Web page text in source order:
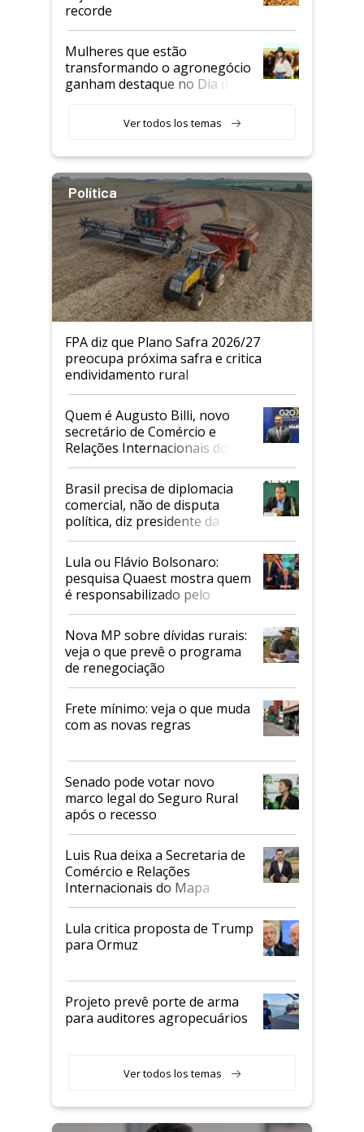
recorde
Mulheres que estão
transformando o agronegócio
ganham destaque no Dia do
Ver todos los temas
Política
FPA diz que Plano Safra 2026/27
preocupa próxima safra e critica
endividamento rural
Quem é Augusto Billi, novo
secretário de Comércio e
Relações Internacionais do
Mapa
Brasil precisa de diplomacia
comercial, não de disputa
política, diz presidente da
Faesp
Lula ou Flávio Bolsonaro:
pesquisa Quaest mostra quem
é responsabilizado pelo
tarifaço dos EUA
Nova MP sobre dívidas rurais:
veja o que prevê o programa
de renegociação
Frete mínimo: veja o que muda
com as novas regras
Senado pode votar novo
marco legal do Seguro Rural
após o recesso
Luis Rua deixa a Secretaria de
Comércio e Relações
Internacionais do Mapa
Lula critica proposta de Trump
para Ormuz
Projeto prevê porte de arma
para auditores agropecuários
Ver todos los temas